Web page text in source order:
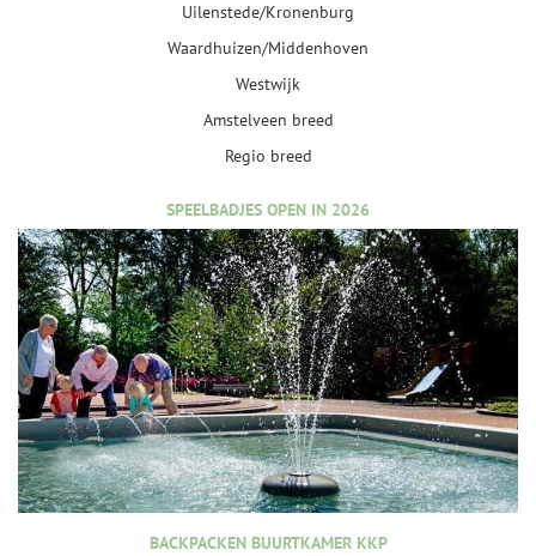
Uilenstede/Kronenburg
Waardhuizen/Middenhoven
Westwijk
Amstelveen breed
Regio breed
SPEELBADJES OPEN IN 2026
BACKPACKEN BUURTKAMER KKP